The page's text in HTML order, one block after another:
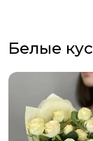
Белые